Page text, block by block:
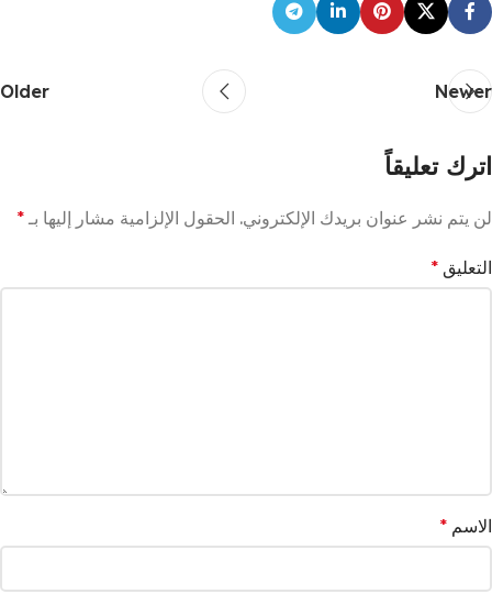
Newer
Older
اترك تعليقاً
لن يتم نشر عنوان بريدك الإلكتروني. الحقول الإلزامية مشار إليها بـ *
التعليق *
الاسم *